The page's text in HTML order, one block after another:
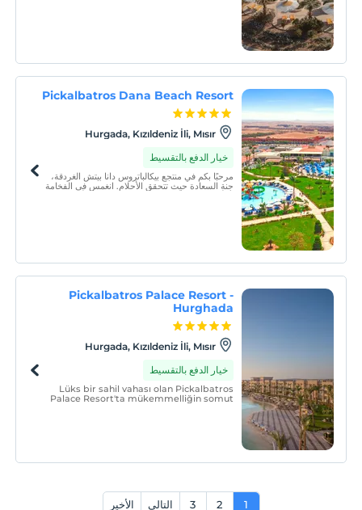
Pickalbatros Dana Beach Resort
Hurgada, Kızıldeniz İli, Mısır
خيار الدفع بالتقسيط
مرحبًا بكم في منتجع بيكالباتروس دانا بيتش الغردقة،
جنة السعادة حيث تتحقق الأحلام. انغمس في الفخامة
Pickalbatros Palace Resort -
Hurghada
Hurgada, Kızıldeniz İli, Mısır
خيار الدفع بالتقسيط
Lüks bir sahil vahası olan Pickalbatros
Palace Resort'ta mükemmelliğin somut
1
2
3 التالي الأخير